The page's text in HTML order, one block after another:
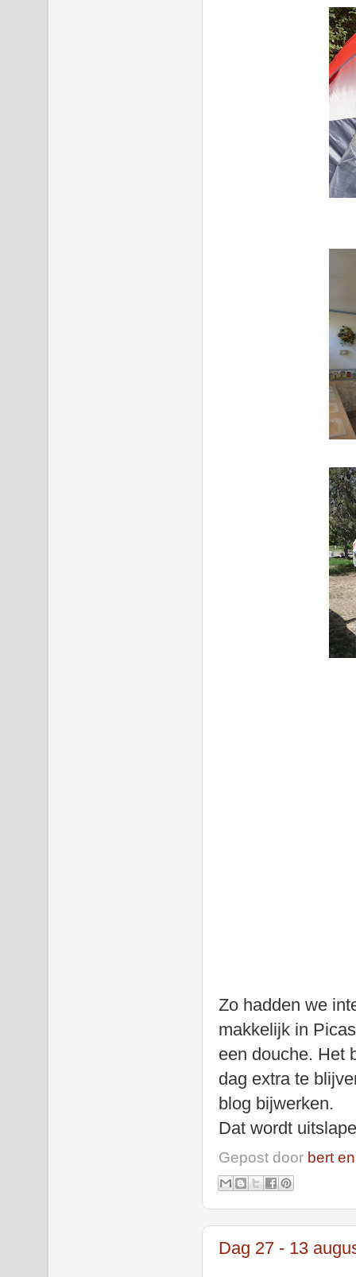
Zo hadden we
makkelijk in
een douche. Het
dag extra te
blog bijwerken.
Dat wordt
Gepost door bert
Dag 27 - 13